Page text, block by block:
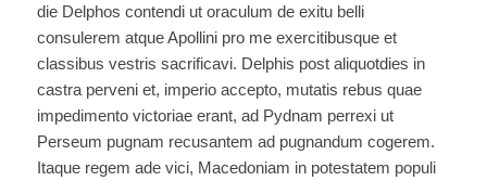
di
Alba
Longa”
die Delphos contendi ut oraculum de exitu belli
consulerem atque Apollini pro me exercitibusque et
classibus vestris sacrificavi. Delphis post aliquotdies in
castra perveni et, imperio accepto, mutatis rebus quae
impedimento victoriae erant, ad Pydnam perrexi ut
Perseum pugnam recusantem ad pugnandum cogerem.
Itaque regem ade vici, Macedoniam in potestatem populi